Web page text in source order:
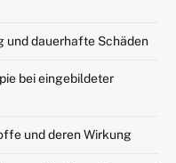
und dauerhafte Schäden
bei eingebildeter
und deren Wirkung